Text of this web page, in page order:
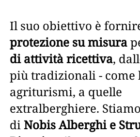
Il suo obiettivo è
protezione su misura
di attività ricettiva,
più tradizionali - come
agriturismi, a quelle
extralberghiere.
diNobis Alberghi e